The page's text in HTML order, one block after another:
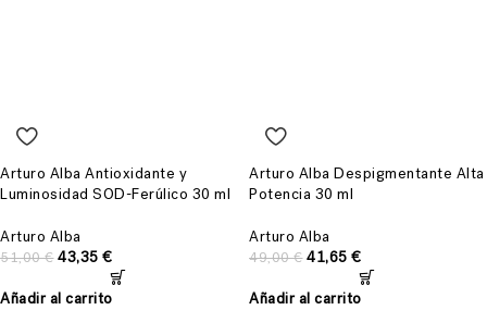
Arturo Alba Antioxidante y
Luminosidad SOD-Ferúlico 30 ml
Arturo Alba
51,00€ 43,35 €
Añadir al carrito
Arturo Alba Despigmentante Alta
Potencia 30 ml
Arturo Alba
49,00€ 41,65 €
Añadir al carrito